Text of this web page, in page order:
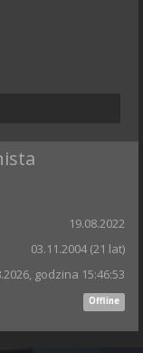
19.08.2022
03.11.2004 (21 lat)
godzina 15:46:53
Offline